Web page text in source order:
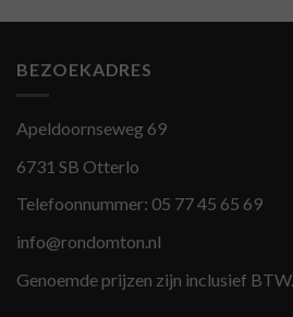
BEZOEKADRES
Apeldoornseweg 69
6731 SB Otterlo
Telefoonnummer: 05 77 45 65 69
info@rondomton.nl
Genoemde prijzen zijn inclusief BTW.